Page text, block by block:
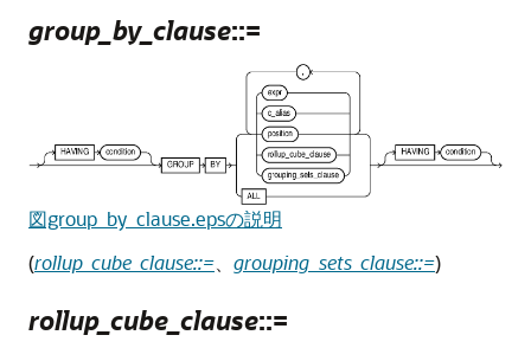
group_by_clause::=
図group_by_clause.epsの説明
(rollup_cube_clause::= grouping_sets_clause::=)
rollup_cube_clause::=